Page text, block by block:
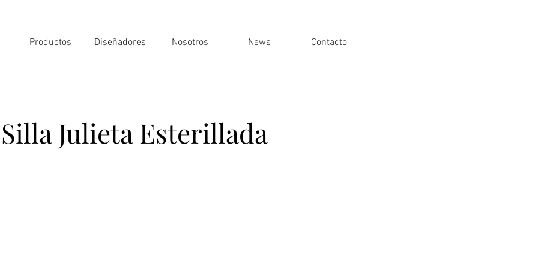
Productos Diseñadores Nosotros News Contacto
Silla Julieta Esterillada